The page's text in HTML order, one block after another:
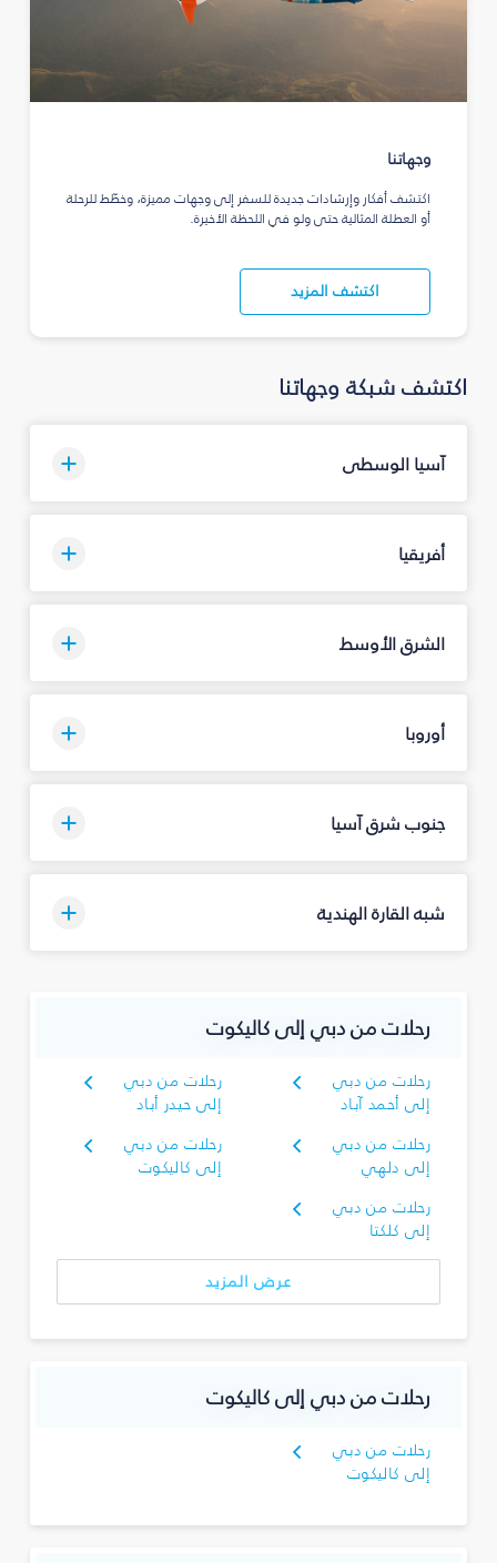
وجهاتنا
اكتشف أفكار وإرشادات جديدة للسفر إلى وجهات مميزة، وخطّط للرحلة
أو العطلة المثالية حتى ولو في اللحظة الأخيرة.
اكتشف المزيد
اكتشف شبكة وجهاتنا
آسيا الوسطى
أفريقيا
الشرق الأوسط
أوروبا
جنوب شرق آسيا
شبه القارة الهندية
رحلات من دبي إلى كاليكوت
رحلات من دبي
إلى أحمد آباد
رحلات من دبي
إلى حيدر أباد
رحلات من دبي
إلى دلهي
رحلات من دبي
إلى كاليكوت
رحلات من دبي
إلى كلكتا
عرض المزيد
رحلات من دبي إلى كاليكوت
رحلات من دبي
إلى كاليكوت